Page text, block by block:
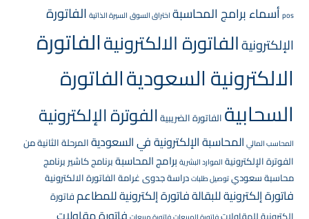
pos أسماء برامج المحاسبة اختراق السوق السيرة الذاتية الفاتورة
الإلكترونيةالفاتورة الالكترونيةالفاتورة
الالكترونية السعوديةالفاتورة
السحابية الفاتورة الضريبيةالفوترة الإلكترونية
المحاسب المالي المحاسبة الإلكترونية في السعوديةالمرحلة الثانية من
الفوترة الإلكترونية الموارد البشرية برامج المحاسبةبرنامج كاشيربرنامج
محاسبة سعوديتوصيل طلباتدراسة جدوىغرامة الفاتورة الالكترونية
فاتورة إلكترونية للبقالةفاتورة إلكترونية للمطاعمفاتورة